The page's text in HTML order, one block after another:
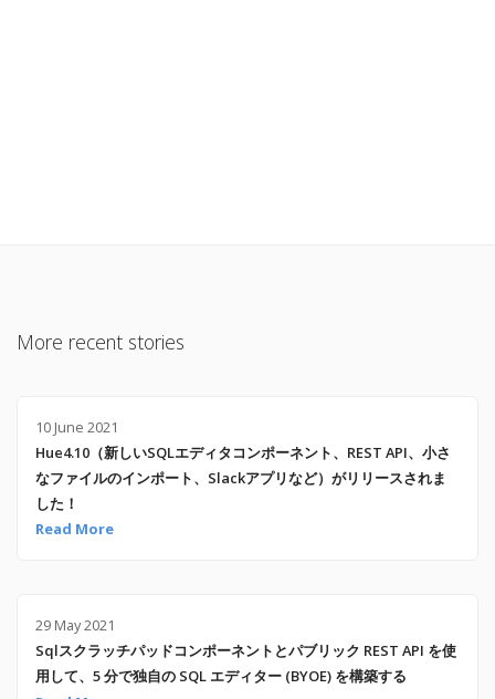
More recent stories
10 June 2021
Hue4.10（新しいSQLエディタコンポーネント、REST API、小さ
なファイルのインポート、Slackアプリなど）がリリースされま
した！
Read More
29 May 2021
Sqlスクラッチパッドコンポーネントとパブリック REST API を使
用して、5 分で独自の SQL エディター (BYOE) を構築する